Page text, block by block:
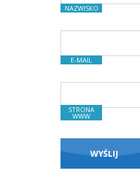
NAZWISKO
E-MAIL
STRONA
WWW